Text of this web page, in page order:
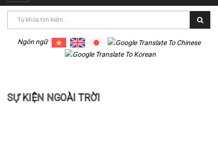
navigation
LIÊN
Ngôn ngữ
SỰ KIỆN NGOÀI TRỜI